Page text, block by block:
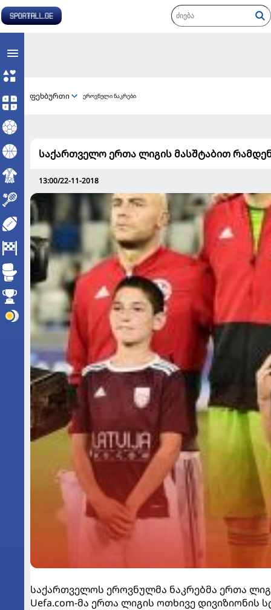
ფეხბურთი ეროვნული ნაკრები
საქართველო ერთა ლიგის მასშტაბით
13:00/22-11-2018
საქართველოს ეროვნულმა ნაკრებმა ერთა
Uefa.com-მა ერთა ლიგის ოთხივე დივიზიონის